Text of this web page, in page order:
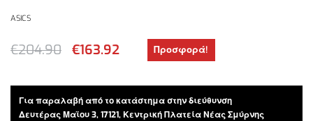
ASICS
€204.90 €163.92 Προσφορά!
Για παραλαβή από το κατάστημα στην διεύθυνση
Δευτέρας Μαϊου 3, 17121, Κεντρική Πλατεία Νέας Σμύρνης